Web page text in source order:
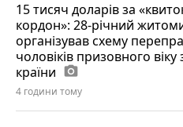
15 тисяч доларів за
кордон»: 28-річний
організував схему
чоловіків призовного віку
країни photo_camera
4 години тому